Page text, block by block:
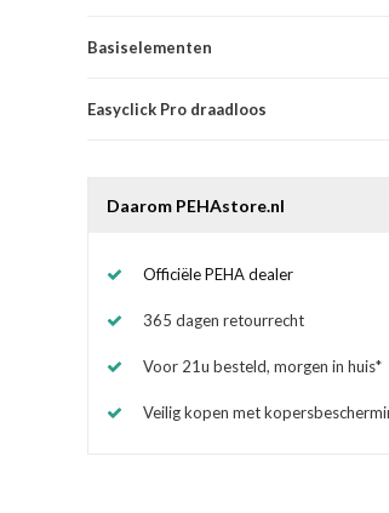
Basiselementen
Easyclick Pro draadloos
Daarom PEHAstore.nl
Officiële PEHA dealer
365 dagen retourrecht
Voor 21u besteld, morgen in huis*
Veilig kopen met